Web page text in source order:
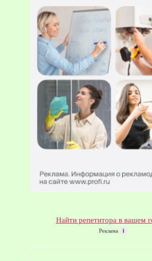
Найти репетитора в вашем
Реклама i